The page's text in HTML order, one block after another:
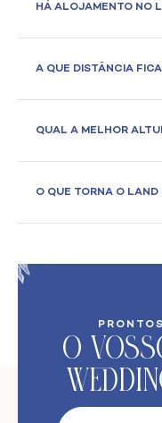
HÁ ALOJAMENTO NO
A QUE DISTÂNCIA
QUAL A MELHOR
O QUE TORNA O
O